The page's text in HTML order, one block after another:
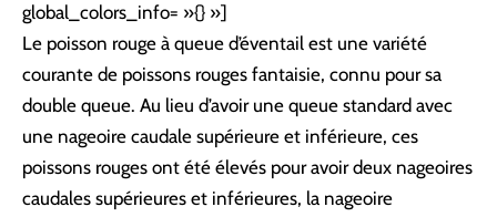
global_colors_info= »{} »]
Le poisson rouge à queue d’éventail est une variété
courante de poissons rouges fantaisie, connu pour sa
double queue. Au lieu d’avoir une queue standard avec
une nageoire caudale supérieure et inférieure, ces
poissons rouges ont été élevés pour avoir deux nageoires
caudales supérieures et inférieures, la nageoire